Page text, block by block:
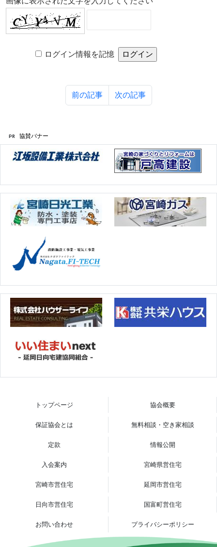
ログイン情報を記憶
前の記事 次の記事
PR 協賛バナー
トップページ 協会概要
保証協会とは 無料相談・空き家相談
定款 情報公開
入会案内 宮崎県営住宅
宮崎市営住宅 延岡市営住宅
日向市営住宅 国富町営住宅
お問い合わせ プライバシーポリシー